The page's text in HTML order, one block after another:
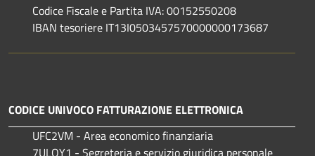
Codice Fiscale e Partita IVA: 00152550208
IBAN tesoriere IT13I0503457570000000173687
CODICE UNIVOCO FATTURAZIONE ELETTRONICA
UFC2VM - Area economico finanziaria
7ULQY1 - Segreteria e servizio giuridica personale